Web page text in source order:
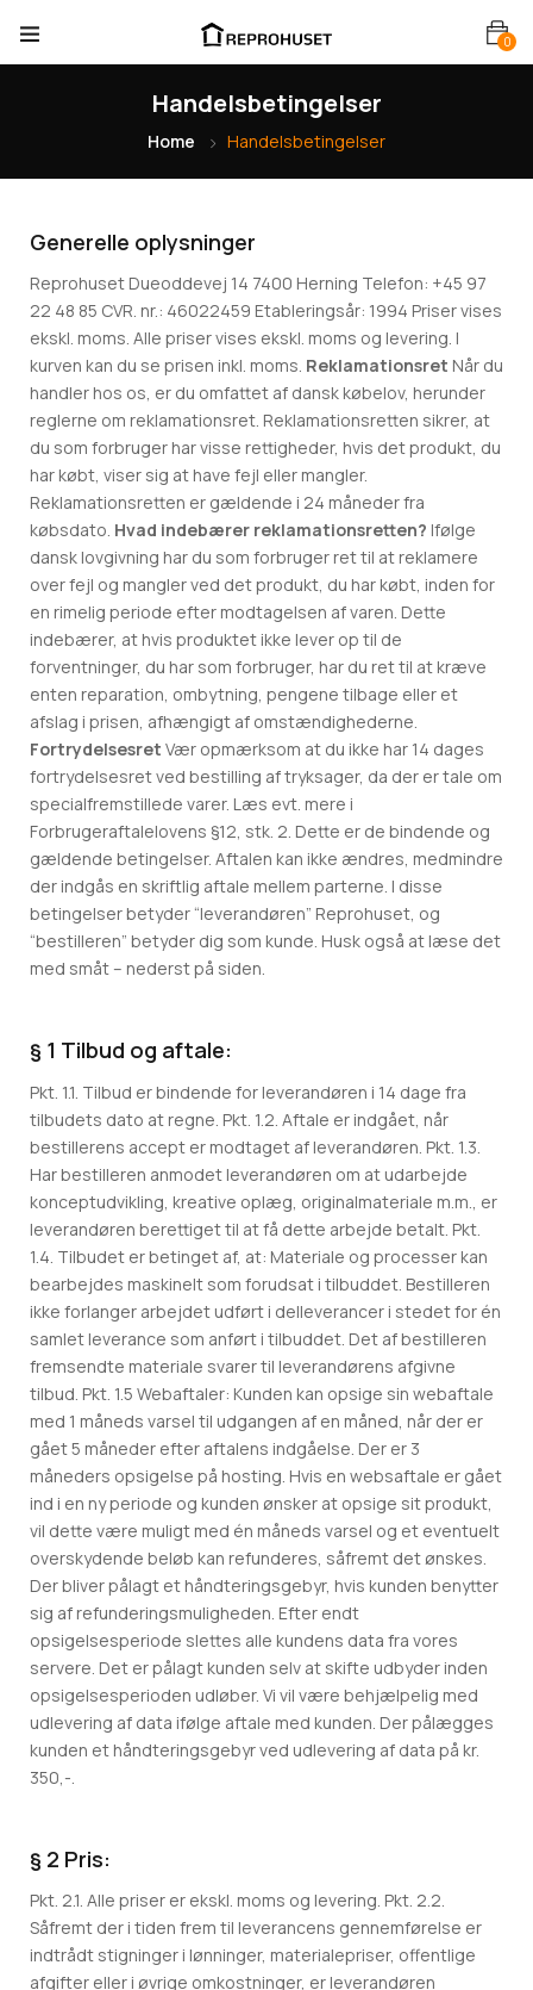
0
Handelsbetingelser
Home Handelsbetingelser
Generelle oplysninger
Reprohuset Dueoddevej 14 7400 Herning Telefon: +45 97
22 48 85 CVR. nr.: 46022459 Etableringsår: 1994 Priser vises
ekskl. moms. Alle priser vises ekskl. moms og levering. I
kurven kan du se prisen inkl. moms. Reklamationsret Når du
handler hos os, er du omfattet af dansk købelov, herunder
reglerne om reklamationsret. Reklamationsretten sikrer, at
du som forbruger har visse rettigheder, hvis det produkt, du
har købt, viser sig at have fejl eller mangler.
Reklamationsretten er gældende i 24 måneder fra
købsdato. Hvad indebærer reklamationsretten? Ifølge
dansk lovgivning har du som forbruger ret til at reklamere
over fejl og mangler ved det produkt, du har købt, inden for
en rimelig periode efter modtagelsen af varen. Dette
indebærer, at hvis produktet ikke lever op til de
forventninger, du har som forbruger, har du ret til at kræve
enten reparation, ombytning, pengene tilbage eller et
afslag i prisen, afhængigt af omstændighederne.
Fortrydelsesret Vær opmærksom at du ikke har 14 dages
fortrydelsesret ved bestilling af tryksager, da der er tale om
specialfremstillede varer. Læs evt. mere i
Forbrugeraftalelovens §12, stk. 2. Dette er de bindende og
gældende betingelser. Aftalen kan ikke ændres, medmindre
der indgås en skriftlig aftale mellem parterne. I disse
betingelser betyder “leverandøren” Reprohuset, og
“bestilleren” betyder dig som kunde. Husk også at læse det
med småt – nederst på siden.
§ 1 Tilbud og aftale:
Pkt. 1.1. Tilbud er bindende for leverandøren i 14 dage fra
tilbudets dato at regne. Pkt. 1.2. Aftale er indgået, når
bestillerens accept er modtaget af leverandøren. Pkt. 1.3.
Har bestilleren anmodet leverandøren om at udarbejde
konceptudvikling, kreative oplæg, originalmateriale m.m., er
leverandøren berettiget til at få dette arbejde betalt. Pkt.
1.4. Tilbudet er betinget af, at: Materiale og processer kan
bearbejdes maskinelt som forudsat i tilbuddet. Bestilleren
ikke forlanger arbejdet udført i delleverancer i stedet for én
samlet leverance som anført i tilbuddet. Det af bestilleren
fremsendte materiale svarer til leverandørens afgivne
tilbud. Pkt. 1.5 Webaftaler: Kunden kan opsige sin webaftale
med 1 måneds varsel til udgangen af en måned, når der er
gået 5 måneder efter aftalens indgåelse. Der er 3
måneders opsigelse på hosting. Hvis en websaftale er gået
ind i en ny periode og kunden ønsker at opsige sit produkt,
vil dette være muligt med én måneds varsel og et eventuelt
overskydende beløb kan refunderes, såfremt det ønskes.
Der bliver pålagt et håndteringsgebyr, hvis kunden benytter
sig af refunderingsmuligheden. Efter endt
opsigelsesperiode slettes alle kundens data fra vores
servere. Det er pålagt kunden selv at skifte udbyder inden
opsigelsesperioden udløber. Vi vil være behjælpelig med
udlevering af data ifølge aftale med kunden. Der pålægges
kunden et håndteringsgebyr ved udlevering af data på kr.
350,-.
§ 2 Pris:
Pkt. 2.1. Alle priser er ekskl. moms og levering. Pkt. 2.2.
Såfremt der i tiden frem til leverancens gennemførelse er
indtrådt stigninger i lønninger, materialepriser, offentlige
afgifter eller i øvrige omkostninger, er leverandøren